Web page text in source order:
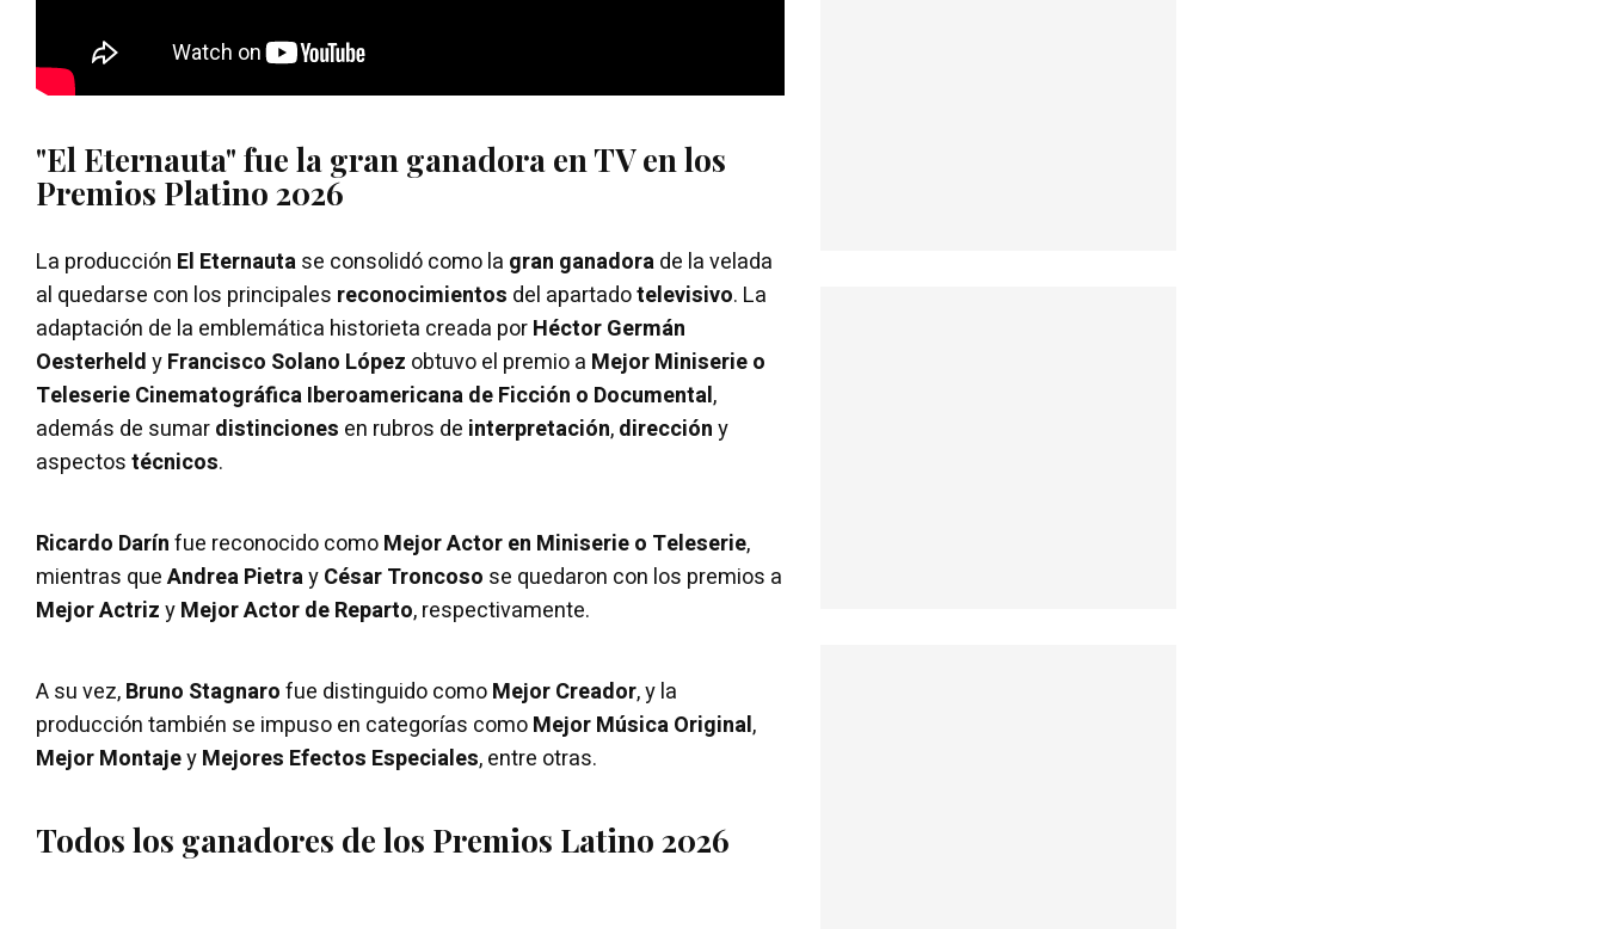
"El Eternauta" fue la gran ganadora en TV en los
Premios Platino 2026
La producción El Eternautase consolidó como la gran ganadorade la velada
al quedarse con los principales reconocimientos del apartadotelevisivo. La
adaptación de la emblemática historieta creada porHéctor Germán
OesterheldyFrancisco Solano López obtuvo el premio a Mejor Miniserie o
Teleserie Cinematográfica Iberoamericana de Ficción o Documental,
además de sumardistinciones en rubros de interpretación,direccióny
aspectostécnicos.
Ricardo Darínfue reconocido comoMejor Actor en Miniserie o Teleserie,
mientras queAndrea PietrayCésar Troncoso se quedaron con los premios a
Mejor ActrizyMejor Actor de Reparto, respectivamente.
A su vez,Bruno Stagnarofue distinguido comoMejor Creador, y la
producción también se impuso en categorías comoMejor Música Original,
Mejor MontajeyMejores Efectos Especiales, entre otras.
Todos los ganadores de los Premios Latino 2026